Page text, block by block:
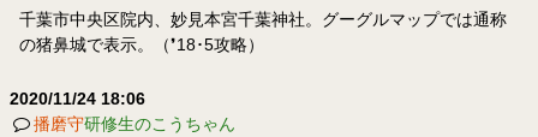
千葉市中央区院内、妙見本宮千葉神社。グーグルマップでは通称
の猪鼻城で表示。（❜18･5攻略）
2020/11/24 18:06
播磨守研修生のこうちゃん